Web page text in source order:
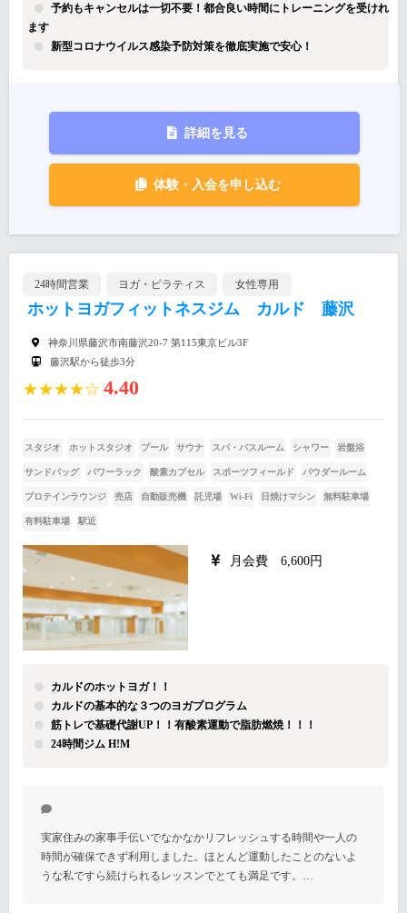
予約もキャンセルは一切不要！都合良い時間にトレーニングを受けれ
ます
新型コロナウイルス感染予防対策を徹底実施で安心！
詳細を見る
体験・入会を申し込む
24時間営業 ヨガ・ピラティス 女性専用
ホットヨガフィットネスジム カルド 藤沢
神奈川県藤沢市南藤沢20-7 第115東京ビル3F
藤沢駅から徒歩3分
★★★★☆ 4.40
スタジオ ホットスタジオ プール サウナ スパ・バスルーム シャワー 岩盤浴
サンドバッグ パワーラック 酸素カプセル スポーツフィールド パウダールーム
プロテインラウンジ 売店 自動販売機 託児場 Wi-Fi 日焼けマシン 無料駐車場
有料駐車場 駅近
月会費 6,600円
カルドのホットヨガ！！
カルドの基本的な３つのヨガプログラム
筋トレで基礎代謝UP！！有酸素運動で脂肪燃焼！！！
24時間ジム H!M
実家住みの家事手伝いでなかなかリフレッシュする時間や一人の
時間が確保できず利用しました。ほとんど運動したことのないよ
うな私ですら続けられるレッスンでとても満足です。…